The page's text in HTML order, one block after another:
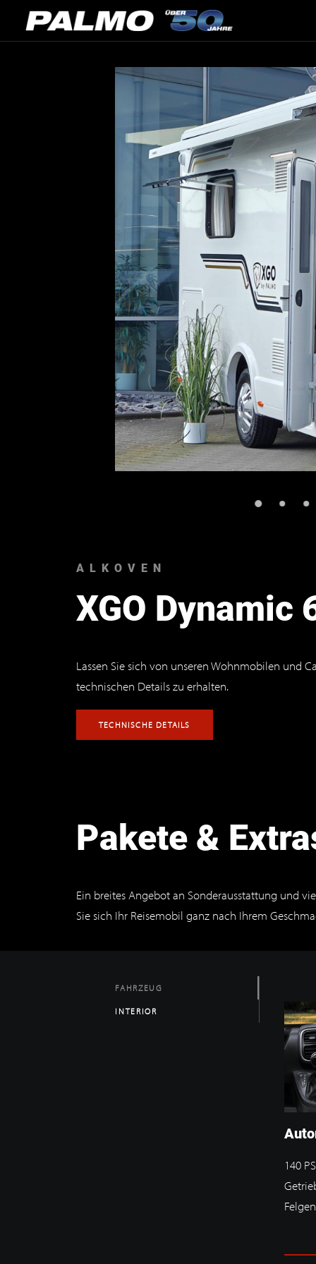
ALKOVEN
XGO Dynamic
Lassen Sie sich von unseren Wohnmobilen und
technischen Details zu erhalten.
TECHNISCHE DETAILS
Pakete &
Ein breites Angebot an Sonderausstattung und
Sie sich Ihr Reisemobil ganz nach Ihrem
FAHRZEUG
INTERIOR
140
Felgen